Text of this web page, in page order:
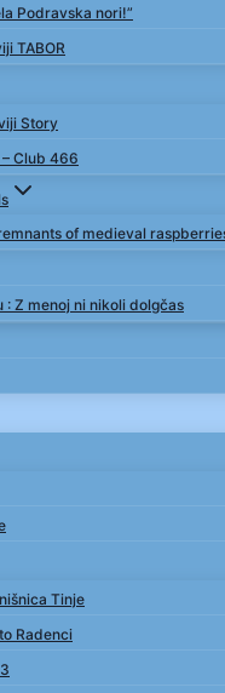
Podravska nori!”
TABOR
Story
Club 466
of medieval
: Z menoj ni nikoli dolgčas
Tinje
Radenci